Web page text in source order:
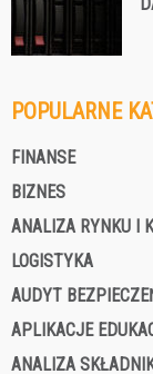
POPULARNE
FINANSE
BIZNES
ANALIZA RYNKU I
LOGISTYKA
AUDYT
APLIKACJE
ANALIZA